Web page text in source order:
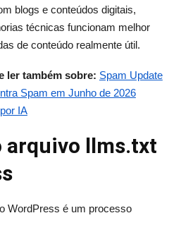
blogs e conteúdos digitais,
técnicas funcionam melhor
de conteúdo realmente útil.
ler também sobre: Spam Update
Spam em Junho de 2026
IA
arquivo llms.txt
WordPress é um processo